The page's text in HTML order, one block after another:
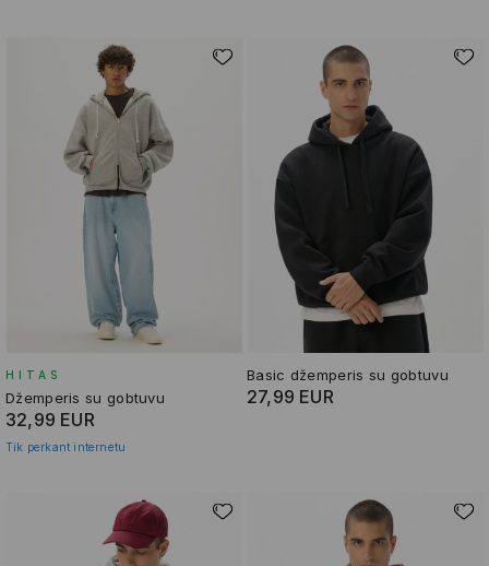
HITAS
Džemperis su gobtuvu
32,99 EUR
Tik perkant internetu
Basic džemperis su gobtuvu
27,99 EUR